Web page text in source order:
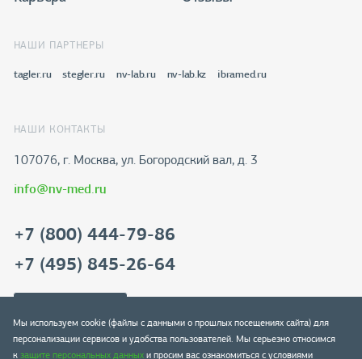
НАШИ ПАРТНЕРЫ
tagler.ru stegler.ru nv-lab.ru nv-lab.kz ibramed.ru
НАШИ КОНТАКТЫ
107076, г. Москва, ул. Богородский вал, д. 3
info@nv-med.ru
+7 (800) 444-79-86
+7 (495) 845-26-64
Мы используем cookie (файлы с данными о прошлых посещениях сайта) для
персонализации сервисов и удобства пользователей. Мы серьезно относимся
кзащите персональных данныхи просим вас ознакомиться с условиями